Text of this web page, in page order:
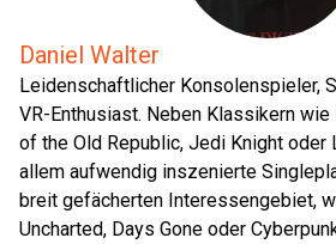
Daniel Walter
Leidenschaftlicher Konsolenspieler,
VR-Enthusiast. Neben Klassikern
of the Old Republic, Jedi Knight oder
allem aufwendig inszenierte
breit gefächerten Interessengebiet,
Uncharted, Days Gone oder